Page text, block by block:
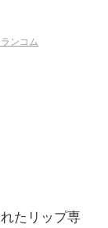
ンコム
たリップ専